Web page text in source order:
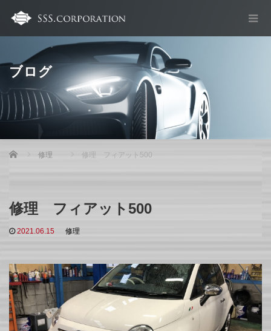
ブログ
Home 修理 修理 フィアット500
修理 フィアット500
2021.06.15 修理